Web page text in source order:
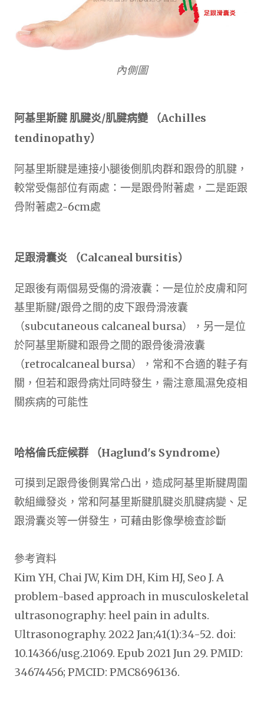
內側圖
阿基里斯腱 肌腱炎/肌腱病變 （Achilles
tendinopathy）
阿基里斯腱是連接小腿後側肌肉群和跟骨的肌腱，
較常受傷部位有兩處：一是跟骨附著處，二是距跟
骨附著處2-6cm處
足跟滑囊炎 （Calcaneal bursitis）
足跟後有兩個易受傷的滑液囊：一是位於皮膚和阿
基里斯腱/跟骨之間的皮下跟骨滑液囊
（subcutaneous calcaneal bursa），另一是位
於阿基里斯腱和跟骨之間的跟骨後滑液囊
（retrocalcaneal bursa），常和不合適的鞋子有
關，但若和跟骨病灶同時發生，需注意風濕免疫相
關疾病的可能性
哈格倫氏症候群 （Haglund's Syndrome）
可摸到足跟骨後側異常凸出，造成阿基里斯腱周圍
軟組織發炎，常和阿基里斯腱肌腱炎肌腱病變、足
跟滑囊炎等一併發生，可藉由影像學檢查診斷
參考資料
Kim YH, Chai JW, Kim DH, Kim HJ, Seo J. A
problem-based approach in musculoskeletal
ultrasonography: heel pain in adults.
Ultrasonography. 2022 Jan;41(1):34-52. doi:
10.14366/usg.21069. Epub 2021 Jun 29. PMID:
34674456; PMCID: PMC8696136.